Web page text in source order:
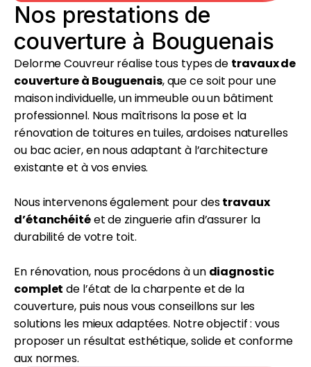
Nos prestations de
couverture à Bouguenais
Delorme Couvreur réalise tous types de travaux de
couverture à Bouguenais, que ce soit pour une
maison individuelle, un immeuble ou un bâtiment
professionnel. Nous maîtrisons la pose et la
rénovation de toitures en tuiles, ardoises naturelles
ou bac acier, en nous adaptant à l’architecture
existante et à vos envies.
Nous intervenons également pour destravaux
d’étanchéitéet de zinguerie afin d’assurer la
durabilité de votre toit.
En rénovation, nous procédons à un diagnostic
complet de l’état de la charpente et de la
couverture, puis nous vous conseillons sur les
solutions les mieux adaptées. Notre objectif : vous
proposer un résultat esthétique, solide et conforme
aux normes.